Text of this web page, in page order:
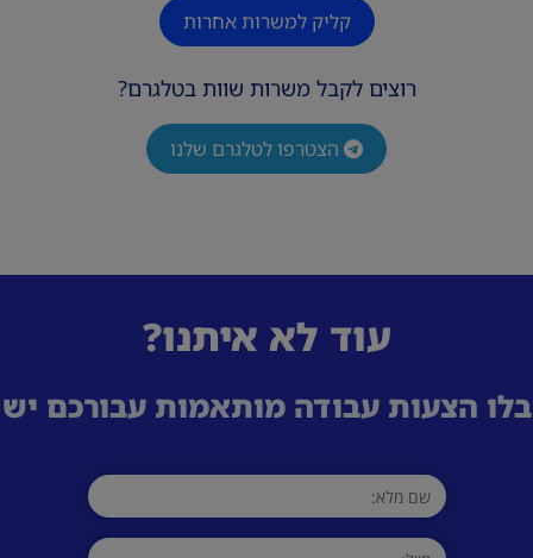
קליק למשרות אחרות
רוצים לקבל משרות שוות בטלגרם?
הצטרפו לטלגרם שלנו
עוד לא איתנו?
הצעות עבודה מותאמות עבורכם